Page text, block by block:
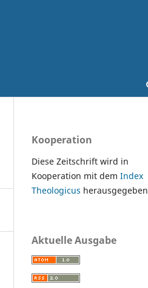
Kooperation
Diese Zeitschrift wird in
Kooperation mit dem Index
Theologicus herausgegeben
Aktuelle Ausgabe